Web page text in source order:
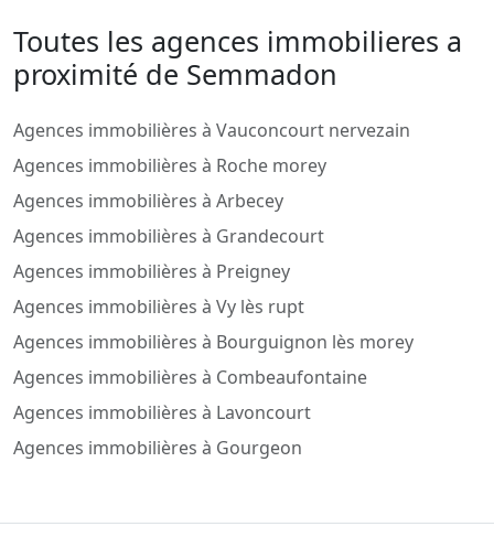
Toutes les agences immobilieres a
proximité de Semmadon
Agences immobilières à Vauconcourt nervezain
Agences immobilières à Roche morey
Agences immobilières à Arbecey
Agences immobilières à Grandecourt
Agences immobilières à Preigney
Agences immobilières à Vy lès rupt
Agences immobilières à Bourguignon lès morey
Agences immobilières à Combeaufontaine
Agences immobilières à Lavoncourt
Agences immobilières à Gourgeon